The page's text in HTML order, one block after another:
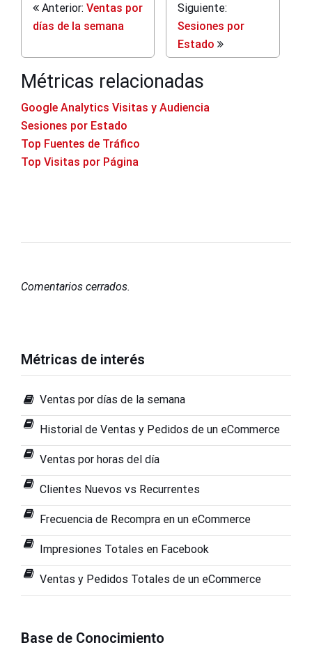
Anterior: Ventas por
días de la semana
Siguiente:
Sesiones por
Estado
Métricas relacionadas
Google Analytics Visitas y Audiencia
Sesiones por Estado
Top Fuentes de Tráfico
Top Visitas por Página
Comentarios cerrados.
Métricas de interés
Ventas por días de la semana
Historial de Ventas y Pedidos de un eCommerce
Ventas por horas del día
Clientes Nuevos vs Recurrentes
Frecuencia de Recompra en un eCommerce
Impresiones Totales en Facebook
Ventas y Pedidos Totales de un eCommerce
Base de Conocimiento